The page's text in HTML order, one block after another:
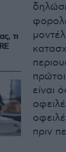
είναι
πριν
τι